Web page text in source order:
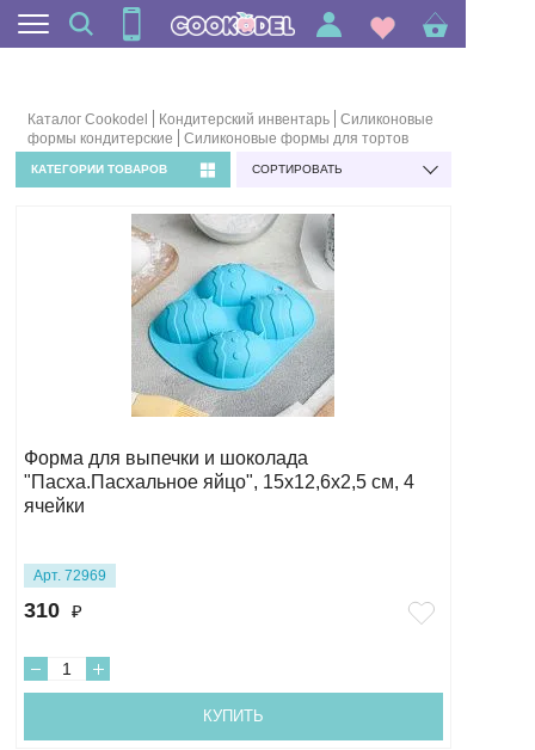
Каталог Cookodel Кондитерский инвентарь
Силиконовые
формы кондитерские
Силиконовые формы для тортов
КАТЕГОРИИ ТОВАРОВ СОРТИРОВАТЬ
Форма для выпечки и шоколада
"Пасха.Пасхальное яйцо", 15х12,6х2,5 см, 4
ячейки
Арт. 72969
310 ₽
КУПИТЬ